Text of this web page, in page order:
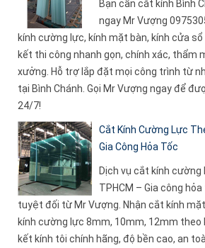
Bạn cần cắt kính Bình
ngay Mr Vượng
kính cường lực, kính mặt bàn, kính cửa sổ
kết thi công nhanh gọn, chính xác, thẩm
xưởng. Hỗ trợ lắp đặt mọi công trình từ
tại Bình Chánh. Gọi Mr Vượng ngay để
24/7!
Cắt Kính Cường Lực
Gia Công Hỏa Tốc
Dịch vụ cắt kính
TPHCM – Gia công
tuyệt đối từ Mr Vượng. Nhận cắt kính
kính cường lực 8mm, 10mm, 12mm theo
kết kính tôi chính hãng, độ bền cao, an